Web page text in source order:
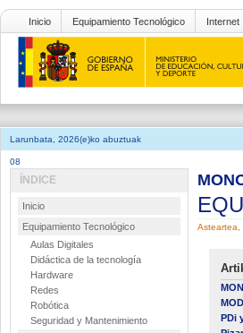
Inicio Equipamiento Tecnológico Internet
Larunbata, 2026(e)ko abuztuak
08
Asteartea,
PDi
ÍNDICE
Inicio
Equipamiento Tecnológico
Aulas Digitales
Didáctica de la tecnología
Hardware
Redes
Robótica
Seguridad y Mantenimiento